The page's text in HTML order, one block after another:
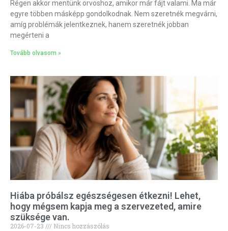
Régen akkor mentünk orvoshoz, amikor már fájt valami. Ma már
egyre többen másképp gondolkodnak. Nem szeretnék megvárni,
amíg problémák jelentkeznek, hanem szeretnék jobban
megérteni a
Tovább olvasom »
Hiába próbálsz egészségesen étkezni! Lehet,
hogy mégsem kapja meg a szervezeted, amire
szüksége van.
2026-07-23
Nincs hozzászólás